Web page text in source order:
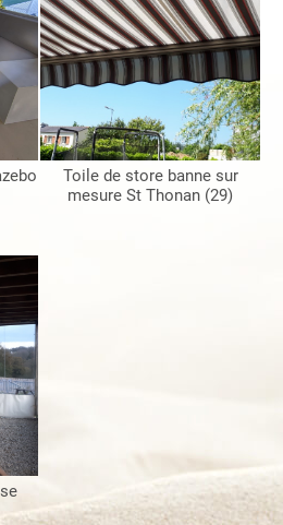
Toile de store banne sur
mesure St Thonan (29)